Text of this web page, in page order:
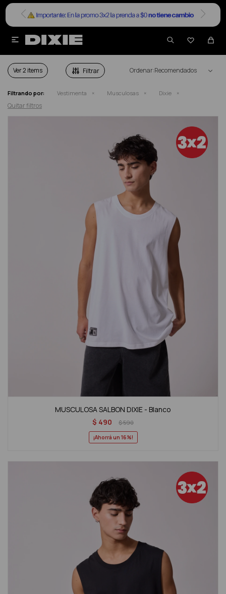


MUSCULOSAS DIXIE HOMBRE
Ver Recomendados
Filtrando por: Vestimenta Musculosas Dixie
Quitar filtros
MUSCULOSA SALBON DIXIE - Blanco
$ 490 $590
16